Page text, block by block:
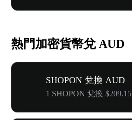
熱門加密貨幣兌 AUD
SHOPON 兌換 AUD
1 SHOPON 兌換 $209.15